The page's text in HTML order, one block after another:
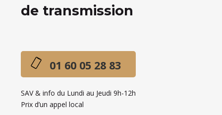
de transmission
01 60 05 28 83
SAV & info du Lundi au Jeudi 9h-12h
Prix d’un appel local